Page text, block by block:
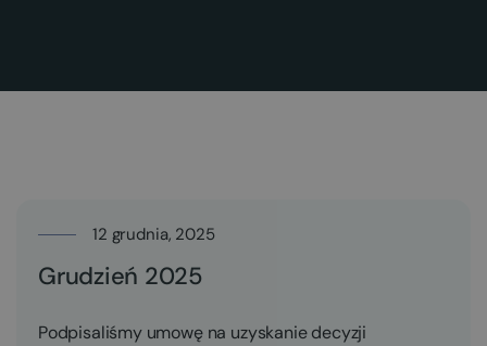
12 grudnia, 2025
Grudzień 2025
Podpisaliśmy umowę na uzyskanie decyzji